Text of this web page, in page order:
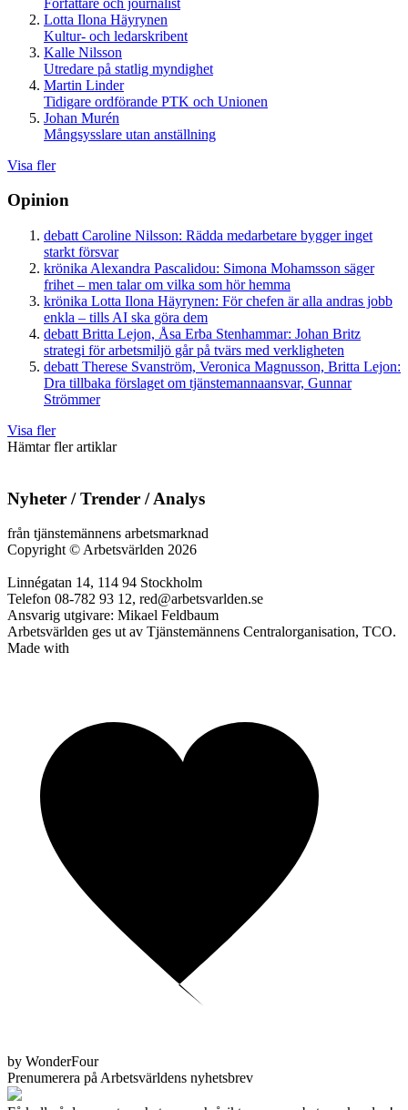
Lotta Ilona Häyrynen
Kultur- och ledarskribent
Kalle Nilsson
Utredare på statlig myndighet
Martin Linder
Tidigare ordförande PTK och Unionen
Johan Murén
Mångsysslare utan anställning
Visa fler
Opinion
debatt Caroline Nilsson: Rädda medarbetare bygger inget
starkt försvar
krönika Alexandra Pascalidou: Simona Mohamsson säger
frihet – men talar om vilka som hör hemma
krönika Lotta Ilona Häyrynen: För chefen är alla andras jobb
enkla – tills AI ska göra dem
debatt Britta Lejon, Åsa Erba Stenhammar: Johan Britz
strategi för arbetsmiljö går på tvärs med verkligheten
debatt Therese Svanström, Veronica Magnusson, Britta Lejon:
Dra tillbaka förslaget om tjänstemannaansvar, Gunnar
Strömmer
Visa fler
Hämtar fler artiklar
Nyheter / Trender / Analys
från tjänstemännens arbetsmarknad
Copyright © Arbetsvärlden 2026
Linnégatan 14, 114 94 Stockholm
Telefon 08-782 93 12, red@arbetsvarlden.se
Ansvarig utgivare: Mikael Feldbaum
Arbetsvärlden ges ut av Tjänstemännens Centralorganisation, TCO.
Made with
by WonderFour
Prenumerera på Arbetsvärldens nyhetsbrev